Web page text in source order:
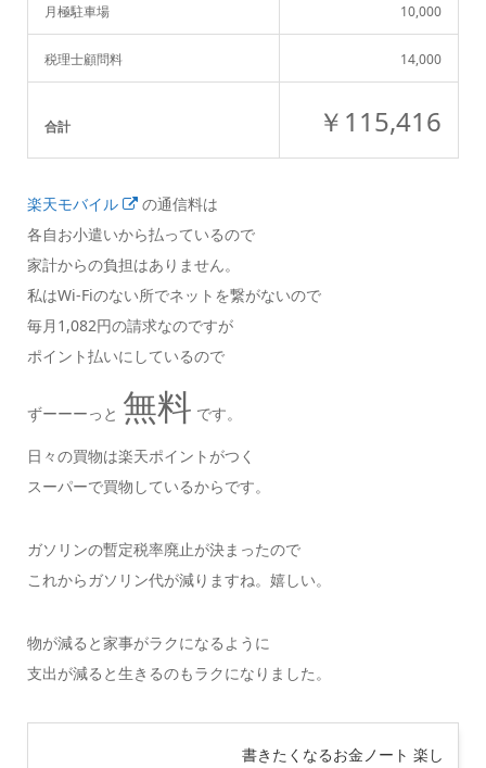
月極駐車場 10,000
税理士顧問料 14,000
合計 ￥115,416
楽天モバイル
の通信料は
各自お小遣いから払っているので
家計からの負担はありません。
私はWi-Fiのない所でネットを繋がないので
毎月1,082円の請求なのですが
ポイント払いにしているので
ずーーーっと 無料 です。
日々の買物は楽天ポイントがつく
スーパーで買物しているからです。
ガソリンの暫定税率廃止が決まったので
これからガソリン代が減りますね。嬉しい。
物が減ると家事がラクになるように
支出が減ると生きるのもラクになりました。
書きたくなるお金ノート 楽し